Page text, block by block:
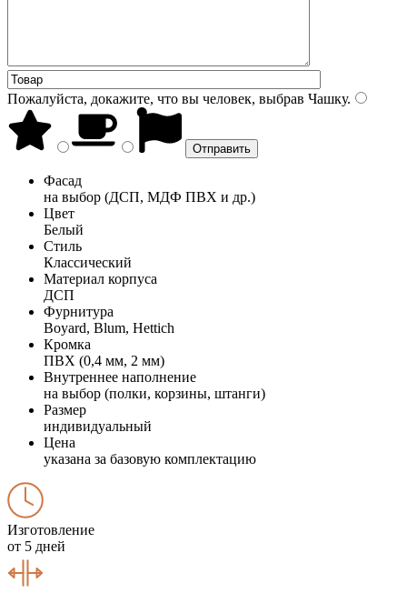
Пожалуйста, докажите, что вы человек, выбрав Чашку.
Фасад
на выбор (ДСП, МДФ ПВХ и др.)
Цвет
Белый
Стиль
Классический
Материал корпуса
ДСП
Фурнитура
Boyard, Blum, Hettich
Кромка
ПВХ (0,4 мм, 2 мм)
Внутреннее наполнение
на выбор (полки, корзины, штанги)
Размер
индивидуальный
Цена
указана за базовую комплектацию
Изготовление
от 5 дней